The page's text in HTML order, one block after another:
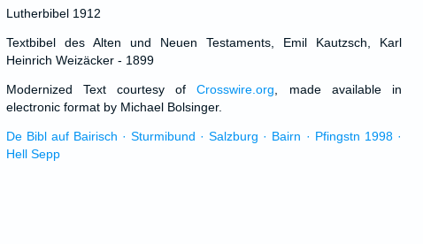
Lutherbibel 1912
Textbibel des Alten und Neuen Testaments, Emil Kautzsch, Karl
Heinrich Weizäcker - 1899
Modernized Text courtesy ofCrosswire.org , made available in
electronic format by Michael Bolsinger.
De Bibl auf Bairisch · Sturmibund · Salzburg · Bairn · Pfingstn 1998 ·
Hell Sepp